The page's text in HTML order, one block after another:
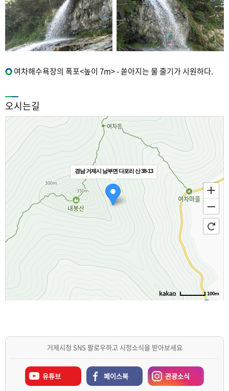
여차해수욕장의 폭포<높이 7m> - 쏟아지는 물 줄기가 시원하다.
오시는길
경남 거제시 남부면 다포리 산 38-13
100m
거제시청 SNS 팔로우하고 시정소식을 받아보세요
유튜브 페이스북 관광소식